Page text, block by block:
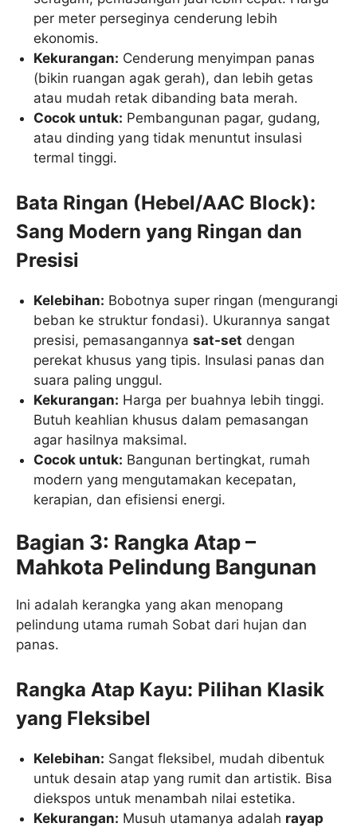
per meter perseginya cenderung lebih
ekonomis.
Kekurangan: Cenderung menyimpan panas
(bikin ruangan agak gerah), dan lebih getas
atau mudah retak dibanding bata merah.
Cocok untuk: Pembangunan pagar, gudang,
atau dinding yang tidak menuntut insulasi
termal tinggi.
Bata Ringan (Hebel/AAC Block):
Sang Modern yang Ringan dan
Presisi
Kelebihan: Bobotnya super ringan (mengurangi
beban ke struktur fondasi). Ukurannya sangat
presisi, pemasangannyasat-set dengan
perekat khusus yang tipis. Insulasi panas dan
suara paling unggul.
Kekurangan: Harga per buahnya lebih tinggi.
Butuh keahlian khusus dalam pemasangan
agar hasilnya maksimal.
Cocok untuk: Bangunan bertingkat, rumah
modern yang mengutamakan kecepatan,
kerapian, dan efisiensi energi.
Bagian 3: Rangka Atap –
Mahkota Pelindung Bangunan
Ini adalah kerangka yang akan menopang
pelindung utama rumah Sobat dari hujan dan
panas.
Rangka Atap Kayu: Pilihan Klasik
yang Fleksibel
Kelebihan: Sangat fleksibel, mudah dibentuk
untuk desain atap yang rumit dan artistik. Bisa
diekspos untuk menambah nilai estetika.
Kekurangan: Musuh utamanya adalah rayap